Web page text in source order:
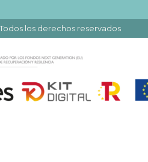
Todos los derechos reservados